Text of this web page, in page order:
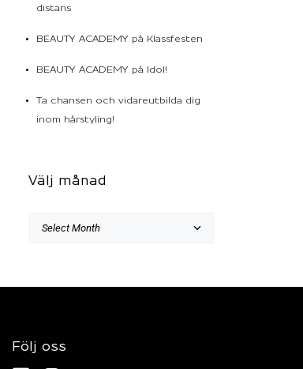
distans
BEAUTY ACADEMY på Klassfesten
BEAUTY ACADEMY på Idol!
Ta chansen och vidareutbilda dig
inom hårstyling!
Välj månad
Följ oss